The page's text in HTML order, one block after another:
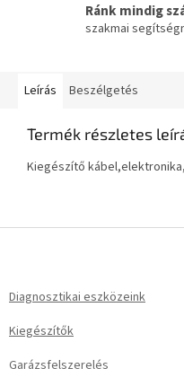
Ránk mindig
szakmai
Leírás Beszélgetés
Termék részletes
Kiegészítő
Diagnosztikai eszközeink
Kiegészítők
Garázsfelszerelés